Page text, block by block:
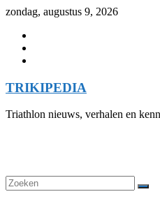
Skip
content
zondag, augustus 9, 2026
TRIKIPEDIA
Triathlon nieuws, verhalen en